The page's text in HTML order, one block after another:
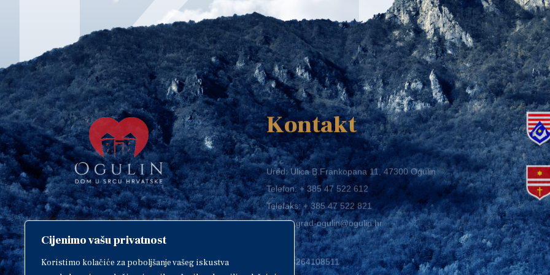
Cijenimo vašu privatnost
Koristimo kolačiće za poboljšanje vašeg iskustva
Copyright © 2018. Grad Ogulin,
sva prava pridržana.
Kontakt
Ured: Ulica B.Frankopana 11, 47300 Ogulin
Telefon:+ 385 47 522 612
Telefaks:+ 385 47 522 821
E-mail:grad-ogulin@ogulin.hr
OIB: 58264108511
IBAN: HR1424020061829700009